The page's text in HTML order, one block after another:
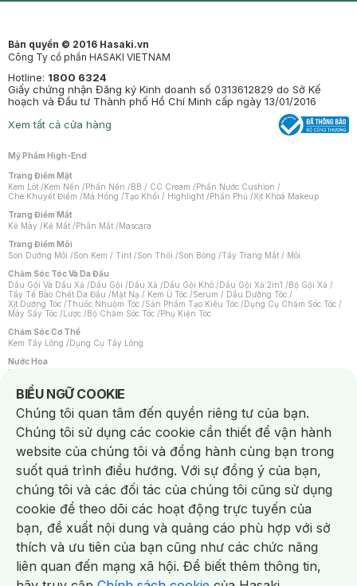
Bản quyền © 2016 Hasaki.vn
Công Ty cổ phần HASAKI VIETNAM
Hotline: 1800 6324
Giấy chứng nhận Đăng ký Kinh doanh số 0313612829 do Sở Kế
hoạch và Đầu tư Thành phố Hồ Chí Minh cấp ngày 13/01/2016
Xem tất cả cửa hàng
Mỹ Phẩm High-End
Trang Điểm Mặt
Kem Lót /Kem Nền /Phấn Nền /BB / CC Cream /Phấn Nước Cushion /
Che Khuyết Điểm /Má Hồng /Tạo Khối / Highlight /Phấn Phủ /Xịt Khoá Makeup
Trang Điểm Mắt
Kẻ Mày /Kẻ Mắt /Phấn Mắt /Mascara
Trang Điểm Môi
Son Dưỡng Môi /Son Kem / Tint /Son Thỏi /Son Bóng /Tẩy Trang Mắt / Môi
Chăm Sóc Tóc Và Da Đầu
Dầu Gội Và Dầu Xả /Dầu Gội /Dầu Xả /Dầu Gội Khô /Dầu Gội Xả 2in1 /Bộ Gội Xả /
Tẩy Tế Bào Chết Da Đầu /Mặt Nạ / Kem Ủ Tóc /Serum / Dầu Dưỡng Tóc /
Xịt Dưỡng Tóc /Thuốc Nhuộm Tóc /Sản Phẩm Tạo Kiểu Tóc /Dụng Cụ Chăm Sóc Tóc /
Máy Sấy Tóc /Lược /Bộ Chăm Sóc Tóc /Phụ Kiện Tóc
Chăm Sóc Cơ Thể
Kem Tẩy Lông /Dụng Cụ Tẩy Lông
Nước Hoa
Nước Hoa Nữ
Chăm Sóc Cá Nhân
Chống Muỗi /Khẩu Trang /Máy Massage/Mặt Nạ Xông Hơi /Nước Rửa Tay/
Sản Phẩm Chăm Sóc Khác /Bàn Chải Đánh Răng /Bàn Chải Điện/
Hỗ Trợ Trắng Răng/Kem Đánh Răng /Máy Tăm Nước/ Nước Súc Miệng/
Tăm / Chỉ Nha Khoa/ Xịt Thơm Miệng / Dung Dịch Vệ Sinh/Dưỡng Vùng Kín/
Khăn Ướt Vệ Sinh Vùng Kín/Băng Vệ Sinh/Tampon/Bọt Cạo Râu /Dao Cạo Râu/
Máy Cạo Râu
Vấn Đề Về Da
Da Dầu / Lỗ Chân Lông To/ Da Khô / Mất Nước/ Da Lão Hóa/ Da Mụn/
Da Nhạy Cảm / Kích Ứng
Da Xỉn Màu Thâm / Nám / Tàn Nhang
Quầng Thâm & Bọng Mắt /Sẹo /Viêm Da Cơ Địa
Dụng Cụ / Phụ Kiện Chăm Sóc Da
Bông Tẩy Trang
Khăn Lau Mặt Khô Dụng Cụ / Máy Rửa Mặt Máy Chăm Sóc Da
Dụng Cụ Chăm Sóc Khác
BIỂU NGỮ COOKIE
Notice about cookies usage
Chúng tôi quan tâm đến quyền riêng tư của bạn.
Chúng tôi sử dụng các cookie cần thiết để vận hành
website của chúng tôi và đồng hành cùng bạn trong
suốt quá trình điều hướng. Với sự đồng ý của bạn,
chúng tôi và các đối tác của chúng tôi cũng sử dụng
cookie để theo dõi các hoạt động trực tuyến của
bạn, đề xuất nội dung và quảng cáo phù hợp với sở
thích và ưu tiên của bạn cũng như các chức năng
liên quan đến mạng xã hội. Để biết thêm thông tin,